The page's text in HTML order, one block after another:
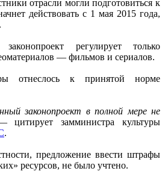
отрасли могли подготовиться к
действовать с 1 мая 2015 года,
.
регулирует только
— фильмов и сериалов.
отнеслось к принятой норме
законопроект в полной мере не
цитирует замминистра культуры
.
предложение ввести штрафы
ресурсов, не было учтено.